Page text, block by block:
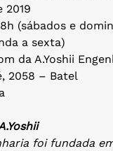
2019
(sábados e
a sexta)
da A.Yoshii
2058 – Batel
foi fundada